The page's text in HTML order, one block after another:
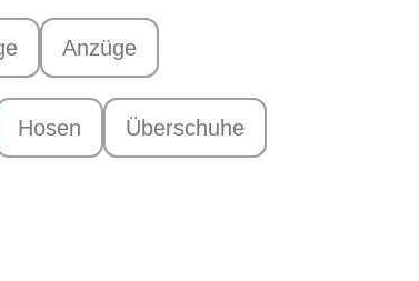
Anzüge
Hosen Überschuhe